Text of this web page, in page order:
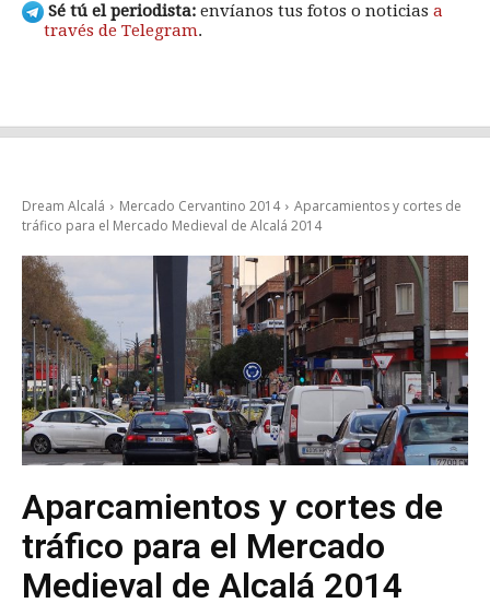
Sé tú el periodista: envíanos tus fotos o noticias a
través de Telegram.